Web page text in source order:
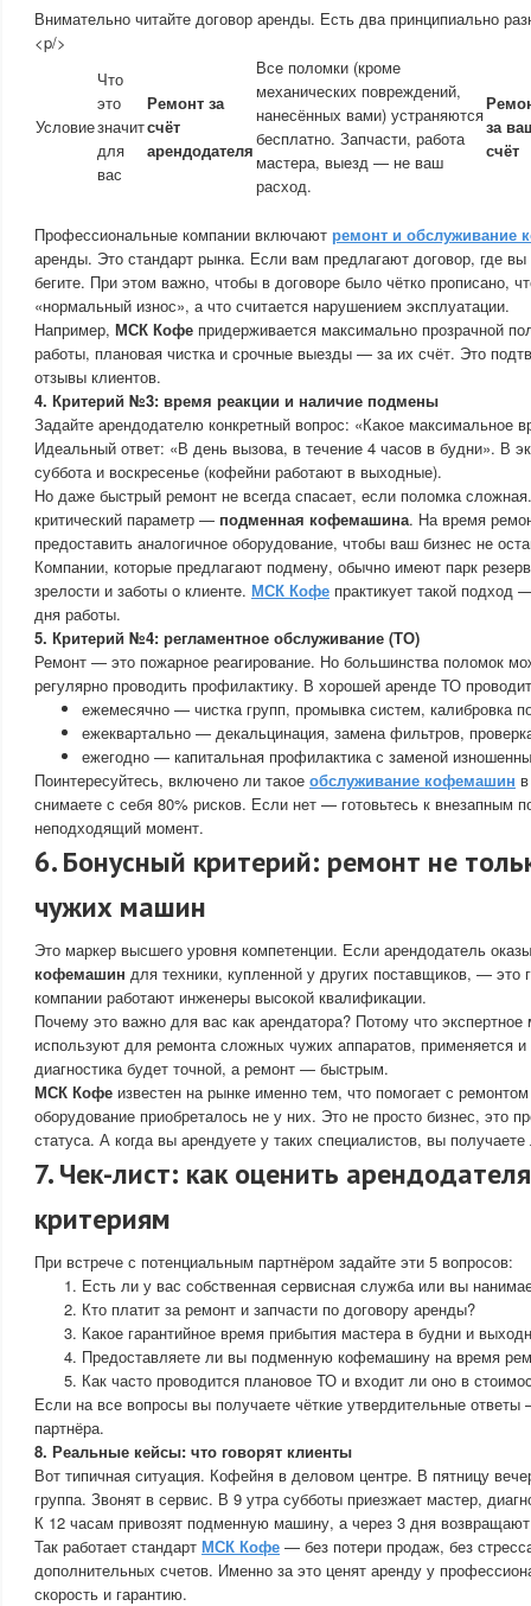
Внимательно читайте договор аренды. Есть два принципиально
<p/>
Условие
Что
это
значит
для
вас
Ремонт за
счёт
арендодателя
Все поломки (кроме
механических повреждений,
нанесённых вами) устраняются
бесплатно. Запчасти, работа
мастера, выезд — не ваш
расход.
за
счёт
Профессиональные компании включают ремонт и обслуживание
аренды. Это стандарт рынка. Если вам предлагают договор, где
бегите. При этом важно, чтобы в договоре было чётко прописано,
«нормальный износ», а что считается нарушением эксплуатации.
Например, МСК Кофе придерживается максимально прозрачной
работы, плановая чистка и срочные выезды — за их счёт. Это
отзывы клиентов.
4. Критерий №3: время реакции и наличие подмены
Задайте арендодателю конкретный вопрос: «Какое максимальное
Идеальный ответ: «В день вызова, в течение 4 часов в будни». В
суббота и воскресенье (кофейни работают в выходные).
Но даже быстрый ремонт не всегда спасает, если поломка
критический параметр — подменная кофемашина. На время
предоставить аналогичное оборудование, чтобы ваш бизнес не
Компании, которые предлагают подмену, обычно имеют парк
зрелости и заботы о клиенте. МСК Кофе практикует такой подход
дня работы.
5. Критерий №4: регламентное обслуживание (ТО)
Ремонт — это пожарное реагирование. Но большинства поломок
регулярно проводить профилактику. В хорошей аренде ТО
ежемесячно — чистка групп, промывка систем, калибровка
ежеквартально — декальцинация, замена фильтров,
ежегодно — капитальная профилактика с заменой
Поинтересуйтесь, включено ли такое обслуживание кофемашин
снимаете с себя 80% рисков. Если нет — готовьтесь к внезапным
неподходящий момент.
6. Бонусный критерий: ремонт не
чужих машин
Это маркер высшего уровня компетенции. Если арендодатель
кофемашин для техники, купленной у других поставщиков, — это
компании работают инженеры высокой квалификации.
Почему это важно для вас как арендатора? Потому что экспертное
используют для ремонта сложных чужих аппаратов, применяется
диагностика будет точной, а ремонт — быстрым.
МСК Кофе известен на рынке именно тем, что помогает с
оборудование приобреталось не у них. Это не просто бизнес, это
статуса. А когда вы арендуете у таких специалистов, вы
7. Чек-лист: как оценить
критериям
При встрече с потенциальным партнёром задайте эти 5 вопросов:
Есть ли у вас собственная сервисная служба или вы
Кто платит за ремонт и запчасти по договору аренды?
Какое гарантийное время прибытия мастера в будни и
Предоставляете ли вы подменную кофемашину на время
Как часто проводится плановое ТО и входит ли оно в
Если на все вопросы вы получаете чёткие утвердительные
партнёра.
8. Реальные кейсы: что говорят клиенты
Вот типичная ситуация. Кофейня в деловом центре. В пятницу
группа. Звонят в сервис. В 9 утра субботы приезжает мастер,
К 12 часам привозят подменную машину, а через 3 дня
Так работает стандарт МСК Кофе — без потери продаж, без
дополнительных счетов. Именно за это ценят аренду у
скорость и гарантию.